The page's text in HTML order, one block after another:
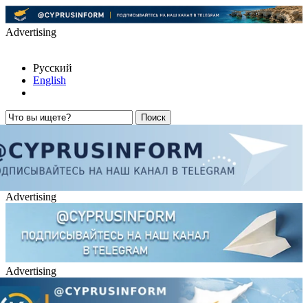
Advertising
Русский
English
Advertising
Advertising